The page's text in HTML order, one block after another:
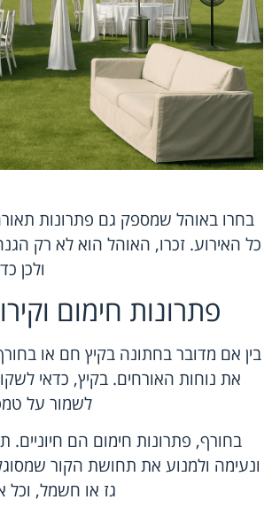
בחרו באוהל שמספק גם פתרונות
כל האירוע. זכרו, האוהל הוא לא רק
ולכן
פתרונות חימום
בין אם מדובר בחתונה בקיץ חם או
את נוחות האורחים. בקיץ, כדאי
לשמור על
בחורף, פתרונות חימום הם חיוניים.
ונעימה ולמנוע את תחושת הקור
גז או חשמל,